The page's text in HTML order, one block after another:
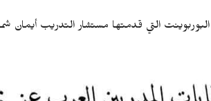
التي قدمتها مستشار التدريب أيمان